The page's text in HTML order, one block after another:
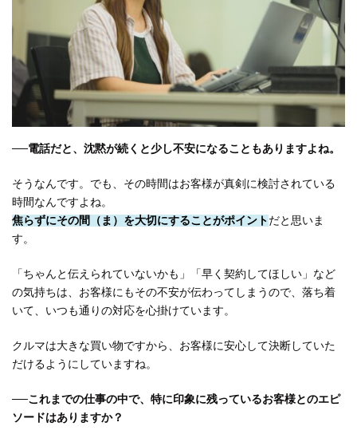
──電話だと、沈黙が続くと少し不安になることもありますよね。
そうなんです。でも、その時間はお客様が真剣に検討されている
時間なんですよね。
焦らずにその間（ま）を大切にすることがポイント だと思いま
す。
「ちゃんと伝えられていないかも」「早く契約してほしい」など
の気持ちは、お客様にもその不安が伝わってしまうので、落ち着
いて、いつも通りの対応を心掛けています。
クルマは大きな買い物ですから、お客様に安心して決断していた
だけるようにしていますね。
──これまでの仕事の中で、特に印象に残っているお客様とのエピ
ソードはありますか？